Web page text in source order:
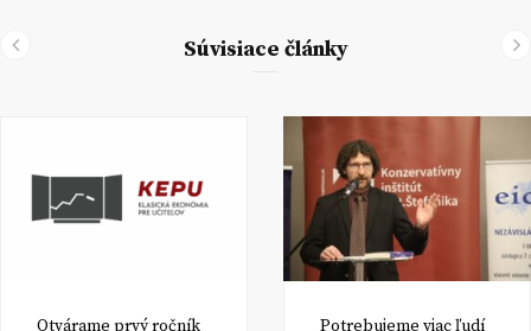
Súvisiace články
Otvárame prvý ročník
Potrebujeme viac ľudí